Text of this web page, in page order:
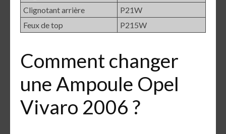
Clignotant arrière
P21W
Feux de top
P215W
Comment changer
une Ampoule Opel
Vivaro 2006 ?